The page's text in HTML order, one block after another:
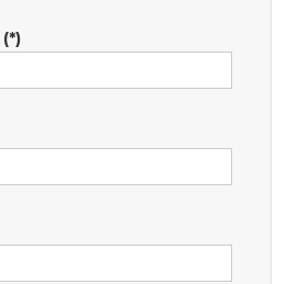
(*)